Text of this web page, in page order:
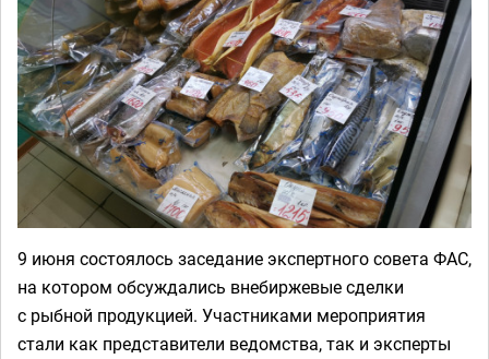
9 июня состоялось заседание экспертного совета ФАС,
на котором обсуждались внебиржевые сделки
с рыбной продукцией. Участниками мероприятия
стали как представители ведомства, так и эксперты